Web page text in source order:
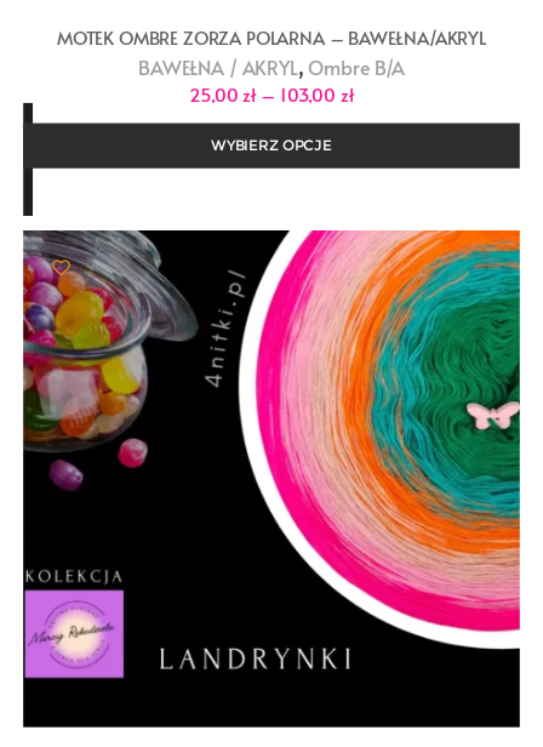
MOTEK OMBRE ZORZA POLARNA – BAWEŁNA/AKRYL
BAWEŁNA / AKRYL, Ombre B/A
25,00zł – 103,00 złZakres
od
do
WYBIERZ OPCJE